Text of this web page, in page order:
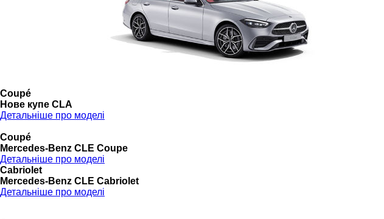
Coupé
Нове купе CLA
Детальніше про моделі
Coupé
Mercedes-Benz CLE Coupe
Детальніше про моделі
Cabriolet
Mercedes-Benz CLE Cabriolet
Детальніше про моделі